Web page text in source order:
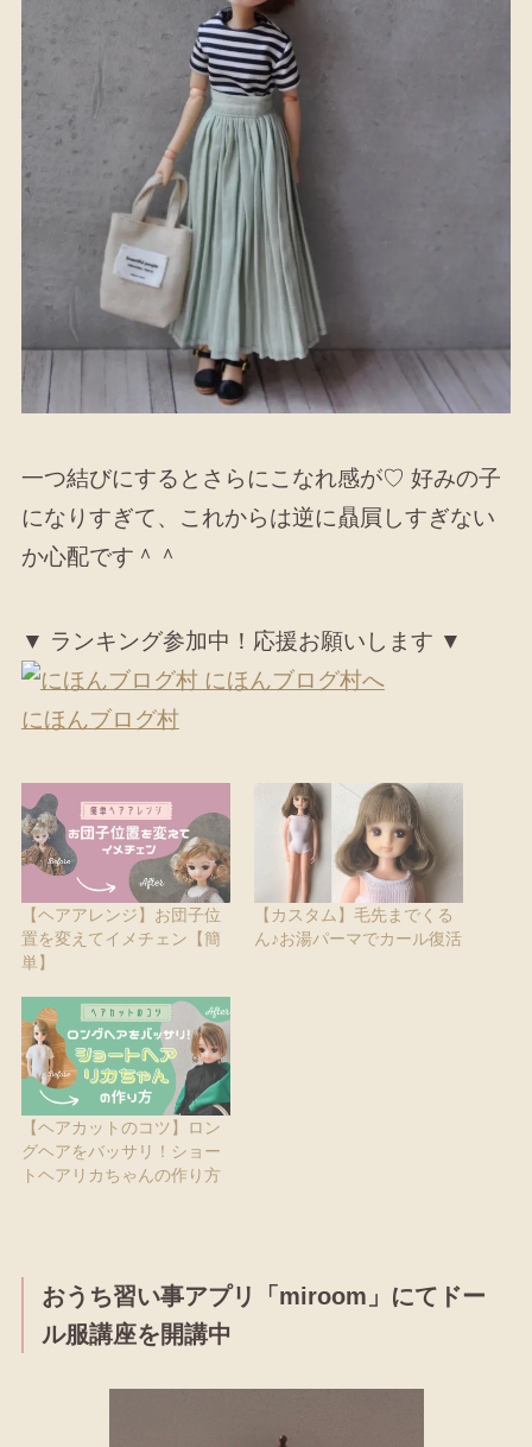
一つ結びにするとさらにこなれ感が♡ 好みの子
になりすぎて、これからは逆に贔屓しすぎない
か心配です＾＾
▼ ランキング参加中！応援お願いします ▼
にほんブログ村
【ヘアアレンジ】お団子位
置を変えてイメチェン【簡
単】
【カスタム】毛先までくる
ん♪お湯パーマでカール復活
【ヘアカットのコツ】ロン
グヘアをバッサリ！ショー
トヘアリカちゃんの作り方
おうち習い事アプリ「miroom」にてドー
ル服講座を開講中